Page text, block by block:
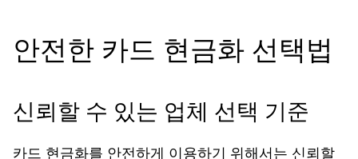
안전한 카드 현금화 선택법
신뢰할 수 있는 업체 선택 기준
카드 현금화를 안전하게 이용하기 위해서는 신뢰할